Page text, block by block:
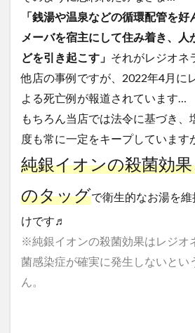
「銭湯や温泉などの循環配管を
メーバを宿主にして住み着き、人
どを引き起こす」 それがレジオネ
他店の事例ですが、2022年4月に
よる死亡例が報道されています…
もちろん当店では法令に基づき、
度も常に一定をキープしています
純銀イオンの殺菌効
のタッグで衛生的なお湯を
けです♬
※純銀イオンの殺菌効果はレジオ
菌感染症が確実に発生しないとい
ん。